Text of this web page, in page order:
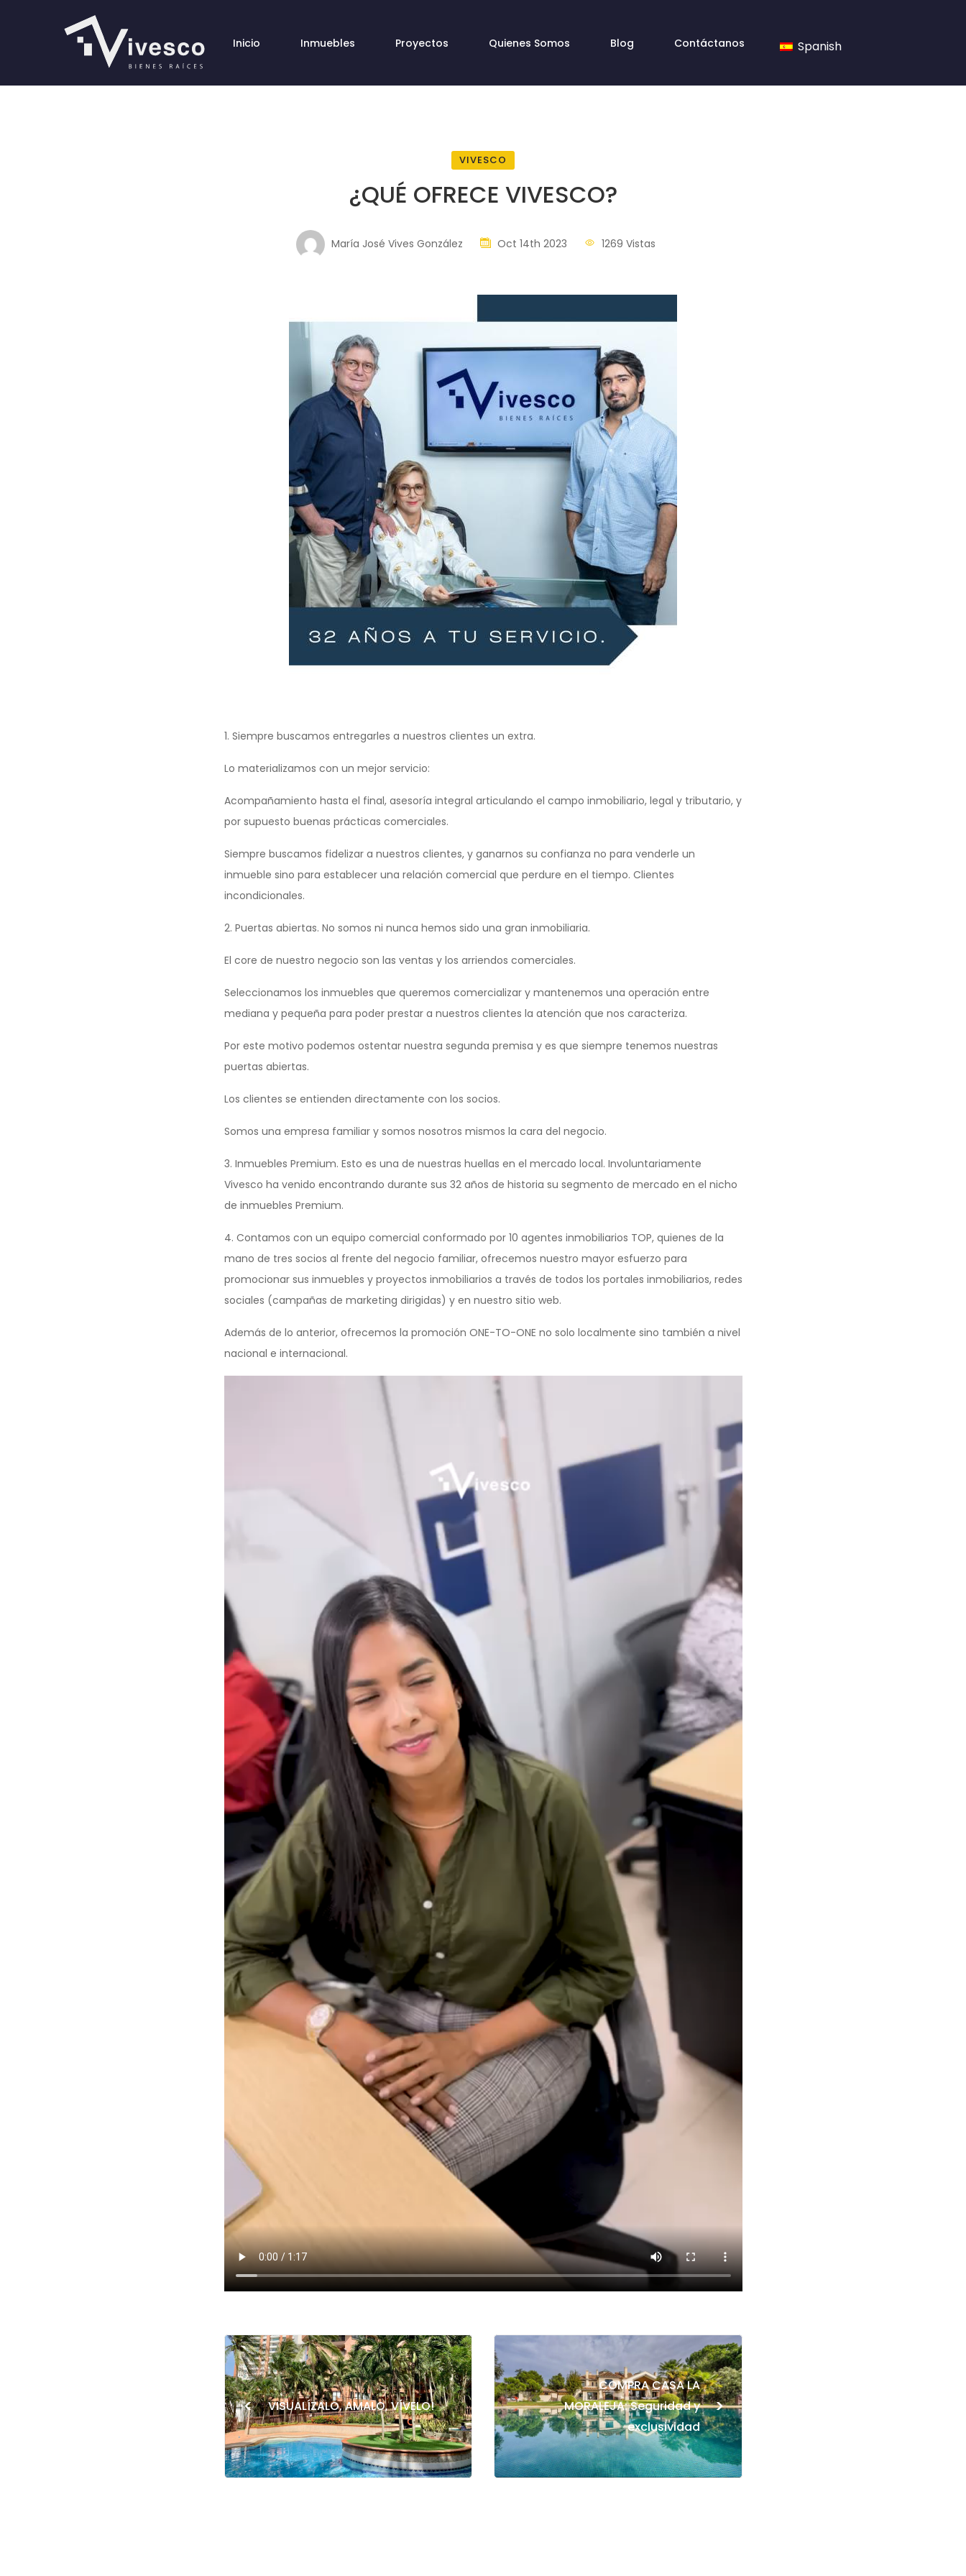
Inicio Inmuebles Proyectos Quienes Somos Blog Contáctanos Spanish
VIVESCO
¿QUÉ OFRECE VIVESCO?
María José Vives González Oct 14th 2023 1269 Vistas
1. Siempre buscamos entregarles a nuestros clientes un extra.
Lo materializamos con un mejor servicio:
Acompañamiento hasta el final, asesoría integral articulando el campo inmobiliario, legal y tributario, y
por supuesto buenas prácticas comerciales.
Siempre buscamos fidelizar a nuestros clientes, y ganarnos su confianza no para venderle un
inmueble sino para establecer una relación comercial que perdure en el tiempo. Clientes
incondicionales.
2. Puertas abiertas. No somos ni nunca hemos sido una gran inmobiliaria.
El core de nuestro negocio son las ventas y los arriendos comerciales.
Seleccionamos los inmuebles que queremos comercializar y mantenemos una operación entre
mediana y pequeña para poder prestar a nuestros clientes la atención que nos caracteriza.
Por este motivo podemos ostentar nuestra segunda premisa y es que siempre tenemos nuestras
puertas abiertas.
Los clientes se entienden directamente con los socios.
Somos una empresa familiar y somos nosotros mismos la cara del negocio.
3. Inmuebles Premium. Esto es una de nuestras huellas en el mercado local. Involuntariamente
Vivesco ha venido encontrando durante sus 32 años de historia su segmento de mercado en el nicho
de inmuebles Premium.
4. Contamos con un equipo comercial conformado por 10 agentes inmobiliarios TOP, quienes de la
mano de tres socios al frente del negocio familiar, ofrecemos nuestro mayor esfuerzo para
promocionar sus inmuebles y proyectos inmobiliarios a través de todos los portales inmobiliarios, redes
sociales (campañas de marketing dirigidas) y en nuestro sitio web.
Además de lo anterior, ofrecemos la promoción ONE-TO-ONE no solo localmente sino también a nivel
nacional e internacional.
< VISUALÍZALO, AMALO, VÍVELO!
COMPRA CASA LA
MORALEJA: Seguridad y
exclusividad
>